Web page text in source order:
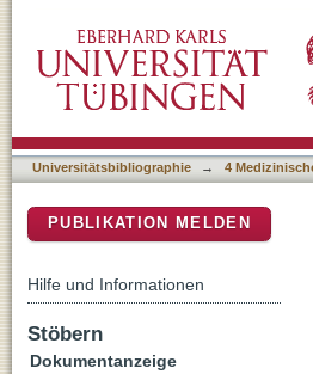
children and
Universitätsbibliographie → 4
PUBLIKATION MELDEN
Hilfe und Informationen
Stöbern
Dokumentanzeige